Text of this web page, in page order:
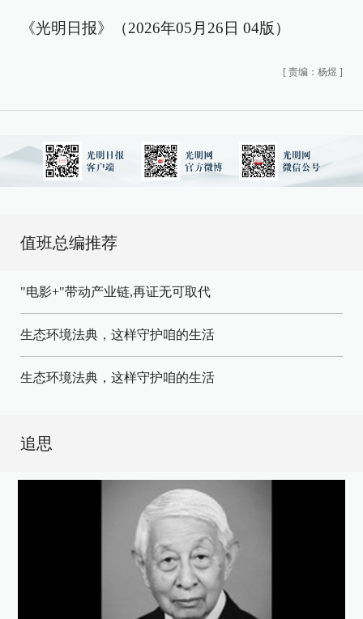
《光明日报》（2026年05月26日 04版）
[ 责编：杨煜 ]
值班总编推荐
"电影+"带动产业链,再证无可取代
生态环境法典，这样守护咱的生活
生态环境法典，这样守护咱的生活
追思